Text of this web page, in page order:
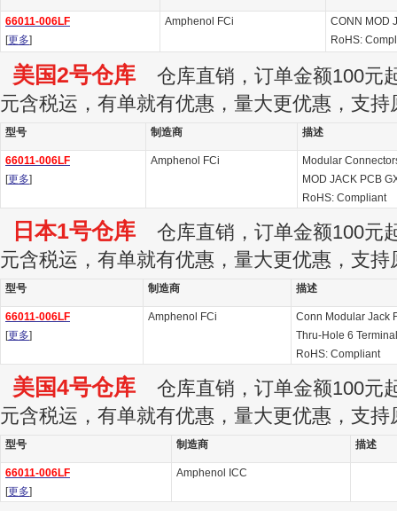
66011-006LF
[更多]
Amphenol FCi
CONN MOD
RoHS:
美国2号仓库 仓库直销，订单金额100元
元含税运，有单就有优惠，量大更优惠，支持
型号 制造商 描述
66011-006LF
[更多]
Amphenol FCi
Modular
MOD JACK PCB
RoHS: Compliant
日本1号仓库 仓库直销，订单金额100元
元含税运，有单就有优惠，量大更优惠，支持
型号 制造商 描述
66011-006LF
[更多]
Amphenol FCi
Conn Modular Jack
Thru-Hole 6
RoHS: Compliant
美国4号仓库 仓库直销，订单金额100元
元含税运，有单就有优惠，量大更优惠，支持
型号 制造商 描述
66011-006LF
[更多]
Amphenol ICC